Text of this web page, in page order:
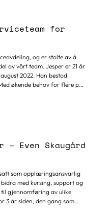
et kompetent team i
for
og er stolte av å
av vårt team. Jesper er 21 år
2022. Han bestod
økende behov for flere på
linjen. Jesper har...
Even Skaugård
som opplæringsansvarlig
med kursing, support og
gjennomføring av ulike
3 år siden, den gang som